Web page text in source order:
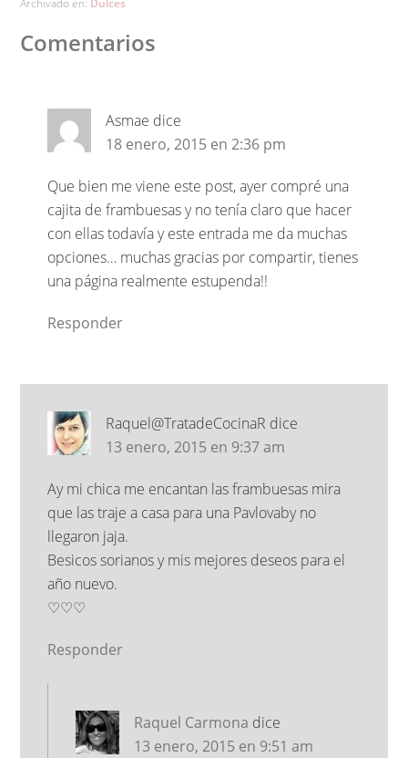
Archivado en: Dulces
Comentarios
Asmae dice
18 enero, 2015 en 2:36 pm
Que bien me viene este post, ayer compré una
cajita de frambuesas y no tenía claro que hacer
con ellas todavía y este entrada me da muchas
opciones… muchas gracias por compartir, tienes
una página realmente estupenda!!
Responder
Raquel@TratadeCocinaR dice
13 enero, 2015 en 9:37 am
Ay mi chica me encantan las frambuesas mira
que las traje a casa para una Pavlovaby no
llegaron jaja.
Besicos sorianos y mis mejores deseos para el
año nuevo.
♡♡♡
Responder
Raquel Carmona dice
13 enero, 2015 en 9:51 am